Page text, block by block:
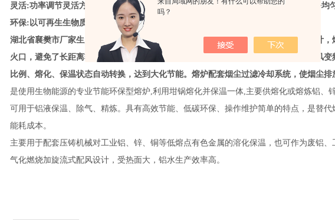
吗？
灵活:功率调节灵活方便、能连续平滑的调节;温度均匀易控制、氧化烧损少、金属成份均
环保:以可再生生物质颗粒为燃料，低碳环，符合国家环保要求;
湖北省襄樊市厂家生产生物质木质压块熔铝炉
采用生物质燃烧机与熔炉一体化创新设计
火口，避免了长距离输送过程中的热量损失，熔炉热能利用率高。搭配自动给料和送风
比例、熔化、保温状态自动转换，达到大化节能。熔炉配套烟尘过滤冷却系统，使烟尘排
是使用生物能源的专业节能环保型熔炉,利用坩锅熔化并保温一体,主要供熔化或熔炼铝
可用于铝液保温、除气、精炼。具有高效节能、低碳环保、操作维护简单的特点，是替
能耗成本。
主要用于配套压铸机械对工业铝、锌、铜等低熔点有色金属的溶化保温，也可作为废铝
气化燃烧加旋流式配风设计，受热面大，铝水生产效率高。